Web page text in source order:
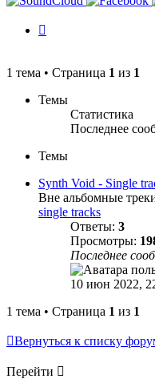
1 тема • Страница 1 из 1
Темы
Статистика
Последнее
Темы
Synth Void - Single
Вне альбомные
single tracks
Ответы: 3
Просмотры:
Последнее
10 июн 2022,
1 тема • Страница 1 из 1
Вернуться к списку
Перейти